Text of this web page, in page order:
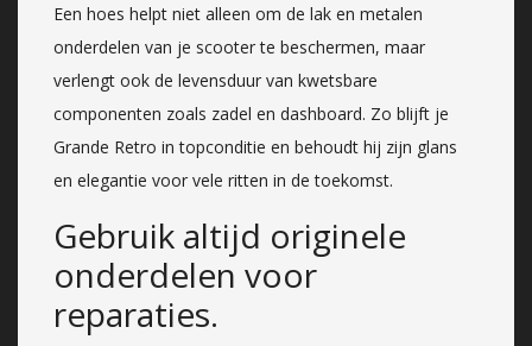
Een hoes helpt niet alleen om de lak en metalen
onderdelen van je scooter te beschermen, maar
verlengt ook de levensduur van kwetsbare
componenten zoals zadel en dashboard. Zo blijft je
Grande Retro in topconditie en behoudt hij zijn glans
en elegantie voor vele ritten in de toekomst.
Gebruik altijd originele
onderdelen voor
reparaties.